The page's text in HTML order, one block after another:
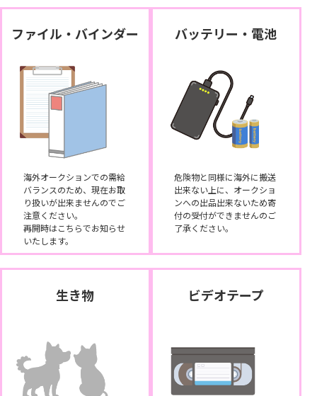
ファイル・バインダー
海外オークションでの需給
バランスのため、現在お取
り扱いが出来ませんのでご
注意ください。
再開時はこちらでお知らせ
いたします。
バッテリー・電池
危険物と同様に海外に搬送
出来ない上に、オークショ
ンへの出品出来ないため寄
付の受付ができませんのご
了承ください。
生き物 ビデオテープ